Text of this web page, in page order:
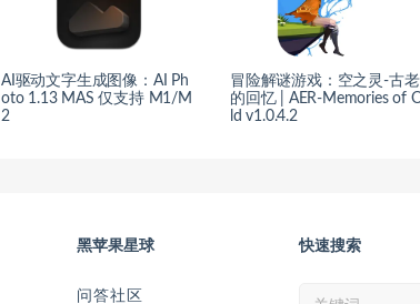
AI驱动文字生成图像：AI Ph
oto 1.13 MAS 仅支持 M1/M
2
冒险解谜游戏：空之灵-古老
的回忆 | AER-Memories of
ld v1.0.4.2
黑苹果星球
问答社区
快速搜索